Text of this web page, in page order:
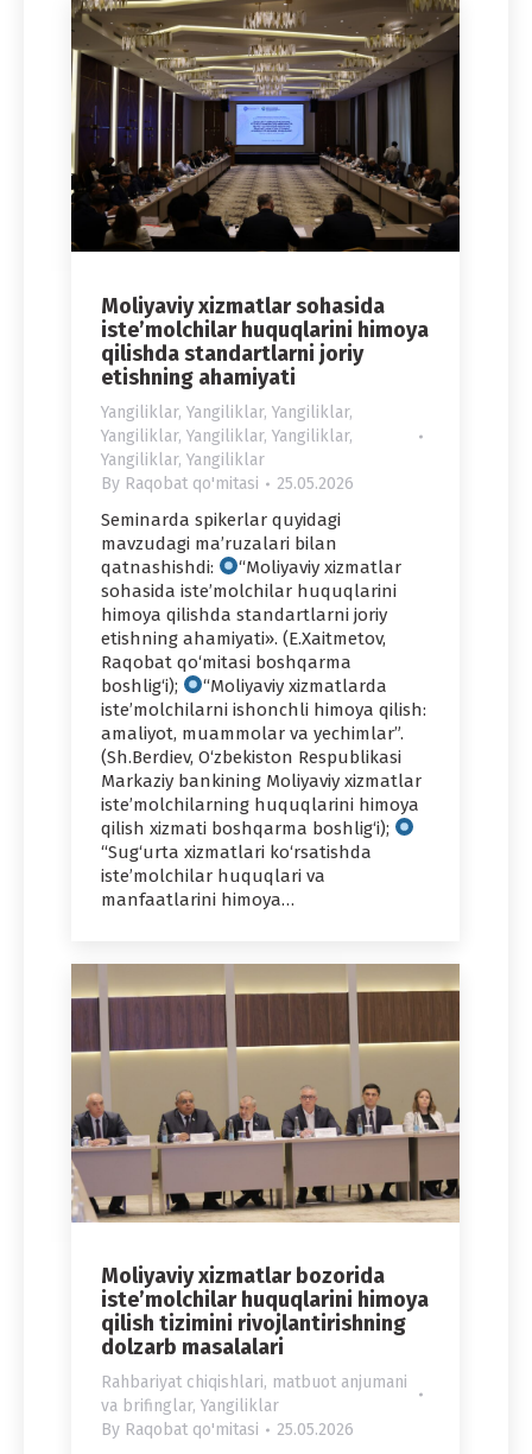
Moliyaviy xizmatlar sohasida
iste’molchilar huquqlarini himoya
qilishda standartlarni joriy
etishning ahamiyati
Yangiliklar, Yangiliklar, Yangiliklar,
Yangiliklar, Yangiliklar, Yangiliklar,
Yangiliklar, Yangiliklar
By Raqobat qo'mitasi 25.05.2026
Seminarda spikerlar quyidagi
mavzudagi ma’ruzalari bilan
qatnashishdi:
“Moliyaviy xizmatlar
sohasida iste’molchilar huquqlarini
himoya qilishda standartlarni joriy
etishning ahamiyati». (E.Xaitmetov,
Raqobat qo‘mitasi boshqarma
boshlig‘i);
“Moliyaviy xizmatlarda
iste’molchilarni ishonchli himoya qilish:
amaliyot, muammolar va yechimlar”.
(Sh.Berdiev, O‘zbekiston Respublikasi
Markaziy bankining Moliyaviy xizmatlar
iste’molchilarning huquqlarini himoya
qilish xizmati boshqarma boshlig‘i);
“Sug‘urta xizmatlari ko‘rsatishda
iste’molchilar huquqlari va
manfaatlarini himoya…
Moliyaviy xizmatlar bozorida
iste’molchilar huquqlarini himoya
qilish tizimini rivojlantirishning
dolzarb masalalari
Rahbariyat chiqishlari, matbuot anjumani
va brifinglar, Yangiliklar
By Raqobat qo'mitasi 25.05.2026